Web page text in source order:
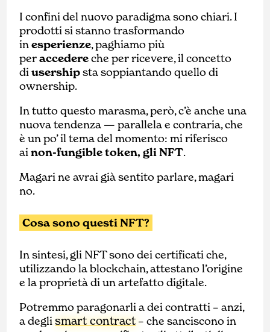
I confini del nuovo paradigma sono chiari. I
prodotti si stanno trasformando
inesperienze, paghiamo più
peraccedereche per ricevere, il concetto
diusershipsta soppiantando quello di
ownership.
In tutto questo marasma, però, c’è anche una
nuova tendenza — parallela e contraria, che
è un po’ il tema del momento: mi riferisco
ainon-fungible token, gli NFT.
Magari ne avrai già sentito parlare, magari
no.
Cosa sono questi NFT?
In sintesi, gli NFT sono dei certificati che,
utilizzando la blockchain, attestano l’origine
e la proprietà di un artefatto digitale.
Potremmo paragonarli a dei contratti – anzi,
a deglismart contract– che sanciscono in